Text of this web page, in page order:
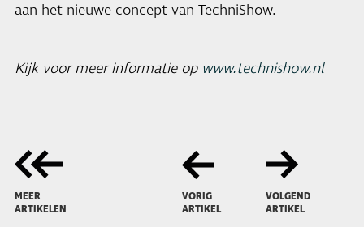
aan het nieuwe concept van TechniShow.
Kijk voor meer informatie op www.technishow.nl
MEER
ARTIKELEN
VORIG
ARTIKEL
VOLGEND
ARTIKEL